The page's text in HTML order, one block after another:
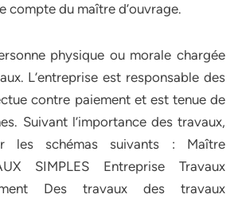
compte du maître d’ouvrage.
physique ou morale chargée
L’entreprise est responsable des
contre paiement et est tenue de
Suivant l’importance des travaux,
les schémas suivants : Maître
SIMPLES Entreprise Travaux
Des travaux des travaux